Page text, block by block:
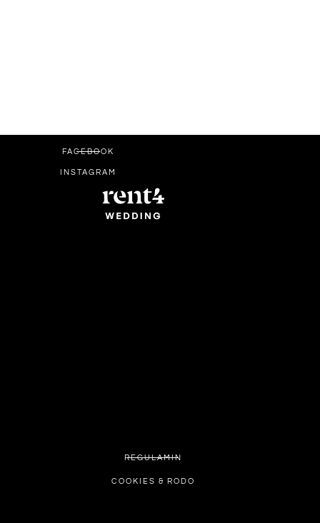
FACEBOOK
INSTAGRAM
REGULAMIN
COOKIES & RODO